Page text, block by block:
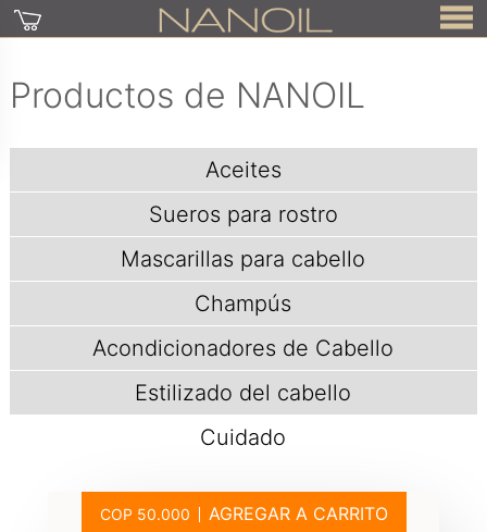
Productos de NANOIL
Aceites
Sueros para rostro
Mascarillas para cabello
Champús
Acondicionadores de Cabello
Estilizado del cabello
Cuidado
AGREGAR A CARRITO